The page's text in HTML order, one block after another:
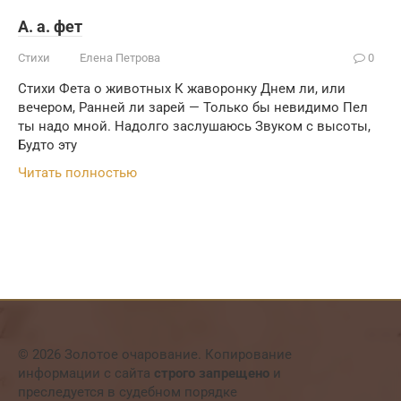
А. а. фет
Стихи Елена Петрова 0
Стихи Фета о животных К жаворонку Днем ли, или
вечером, Ранней ли зарей — Только бы невидимо Пел
ты надо мной. Надолго заслушаюсь Звуком с высоты,
Будто эту
Читать полностью
© 2026 Золотое очарование. Копирование
информации с сайта строго запрещено и
преследуется в судебном порядке